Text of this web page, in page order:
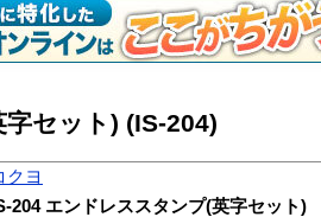
セット) (IS-204)
クヨ
204 エンドレススタンプ(英字セット)